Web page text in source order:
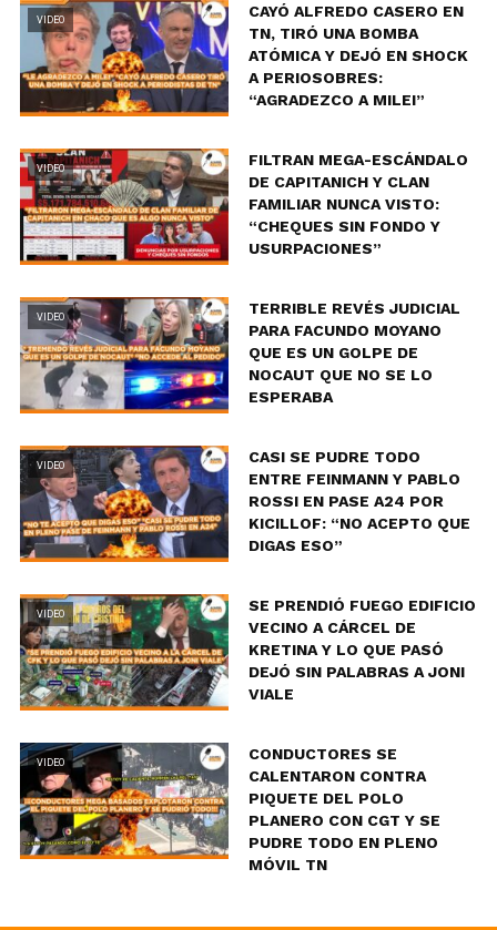
VIDEO
CAYÓ ALFREDO CASERO EN
TN, TIRÓ UNA BOMBA
ATÓMICA Y DEJÓ EN SHOCK
A PERIOSOBRES:
“AGRADEZCO A MILEI”
VIDEO
FILTRAN MEGA-ESCÁNDALO
DE CAPITANICH Y CLAN
FAMILIAR NUNCA VISTO:
“CHEQUES SIN FONDO Y
USURPACIONES”
VIDEO
TERRIBLE REVÉS JUDICIAL
PARA FACUNDO MOYANO
QUE ES UN GOLPE DE
NOCAUT QUE NO SE LO
ESPERABA
VIDEO
CASI SE PUDRE TODO
ENTRE FEINMANN Y PABLO
ROSSI EN PASE A24 POR
KICILLOF: “NO ACEPTO QUE
DIGAS ESO”
VIDEO
SE PRENDIÓ FUEGO EDIFICIO
VECINO A CÁRCEL DE
KRETINA Y LO QUE PASÓ
DEJÓ SIN PALABRAS A JONI
VIALE
VIDEO
CONDUCTORES SE
CALENTARON CONTRA
PIQUETE DEL POLO
PLANERO CON CGT Y SE
PUDRE TODO EN PLENO
MÓVIL TN